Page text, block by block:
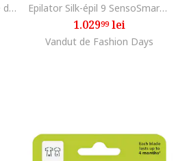
Epilator Seria 2000, 1 setare de viteza, cap de epilare lavabil, Roz Epilator Silk-épil 9 SensoSmart™, Micro-Grip, Wet & Dry, 40 pensete, 2 viteze, cap de ras, Epilator FaceSpa, 3 accesorii ingrijire ten, Geanta pentru voiaj, 1 x Pieptene pentru capul de ras/1 x Epilator Braun Silk-épil 9030/1 x Geanta de voiaj/1 x Cap de
1.02999lei
Vandut de Fashion Days